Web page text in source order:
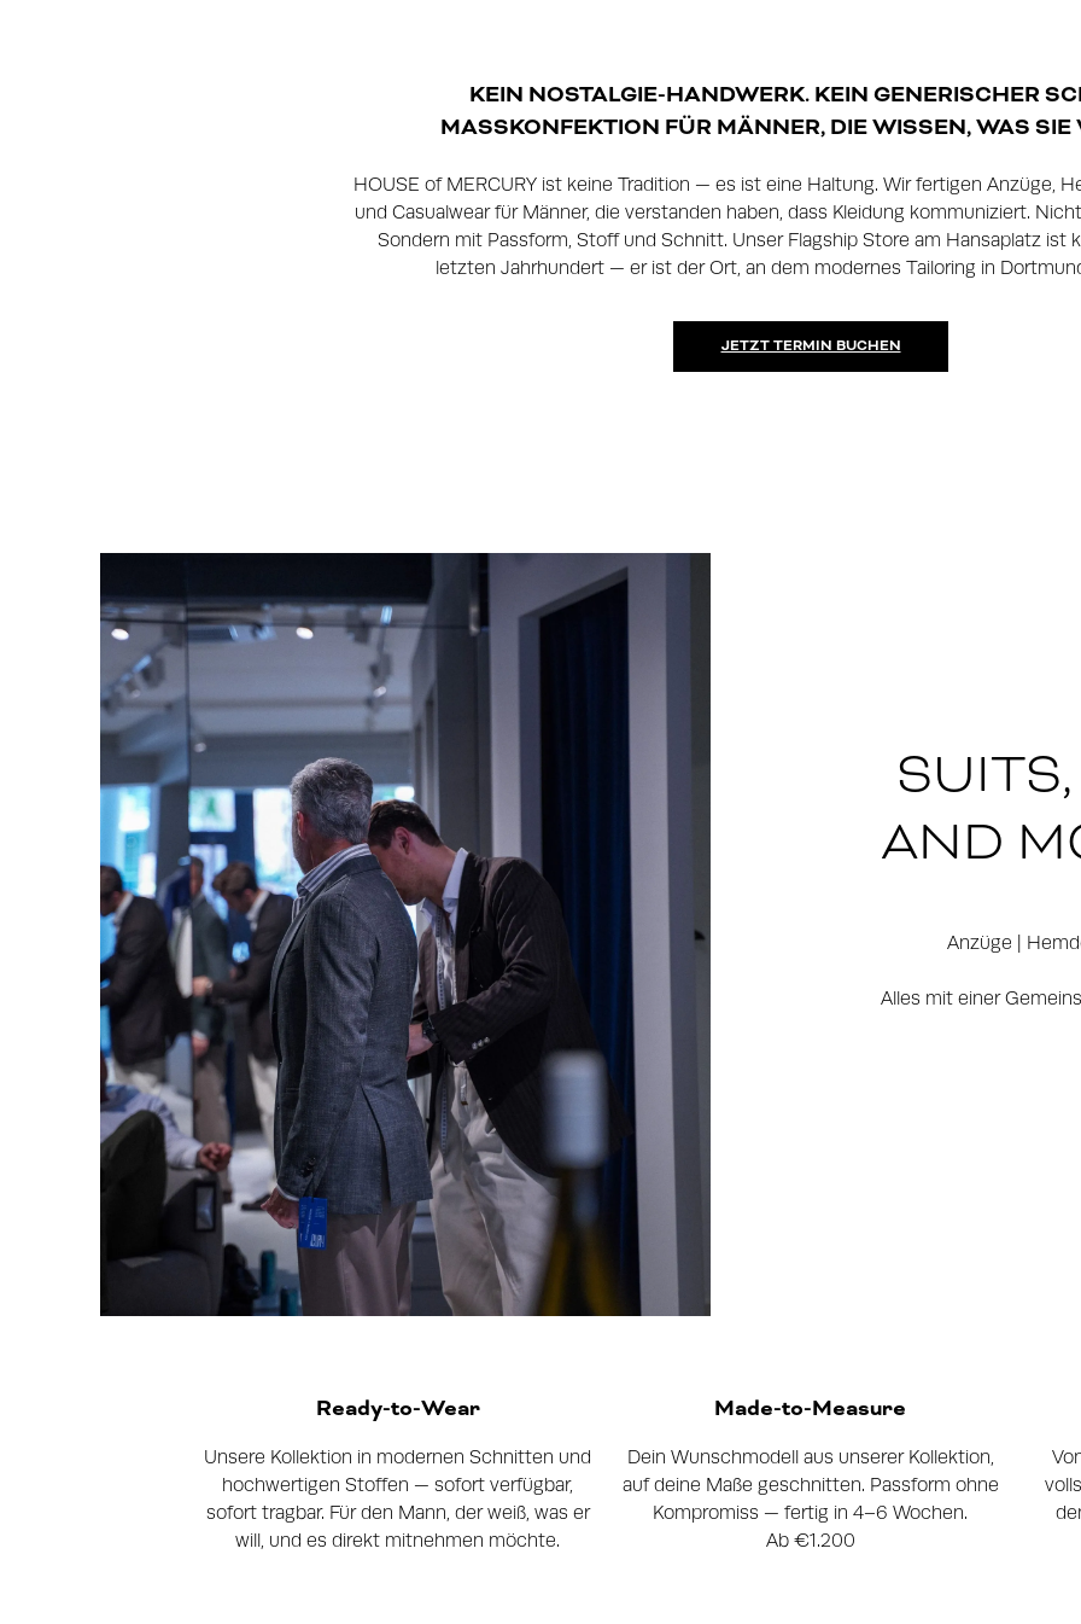
KEIN NOSTALGIE-HANDWERK. KEIN GENERISCHER
MASSKONFEKTION FÜR MÄNNER, DIE WISSEN, WAS SIE
HOUSE of MERCURY ist keine Tradition — es ist eine Haltung. Wir fertigen Anzüge,
und Casualwear für Männer, die verstanden haben, dass Kleidung kommuniziert.
Sondern mit Passform, Stoff und Schnitt. Unser Flagship Store am Hansaplatz ist
letzten Jahrhundert — er ist der Ort, an dem modernes Tailoring in
JETZT TERMIN BUCHEN
AND
Anzüge |
Alles mit einer
Ready-to-Wear
Unsere Kollektion in modernen Schnitten und
hochwertigen Stoffen — sofort verfügbar,
sofort tragbar. Für den Mann, der weiß, was er
will, und es direkt mitnehmen möchte.
Made-to-Measure
Dein Wunschmodell aus unserer Kollektion,
auf deine Maße geschnitten. Passform ohne
Kompromiss — fertig in 4–6 Wochen.
Ab €1.200